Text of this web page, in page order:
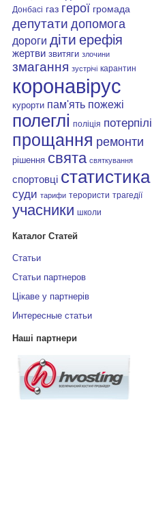
Донбасі газ герої громада
депутати допомога
дороги діти ерефія
жертви звитяги злочини
змагання зустрічі карантин
коронавірус
курорти пам'ять пожежі
полеглі поліція потерпілі
прощання ремонти
рішення свята святкування
спортовці статистика
суди тарифи терористи трагедії
учасники школи
Каталог Статей
Статьи
Статьи партнеров
Цікаве у партнерів
Интересные статьи
Наші партнери